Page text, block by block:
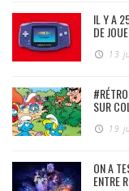
IL Y A
DE
13
SUR
19
ON A
ENTRE